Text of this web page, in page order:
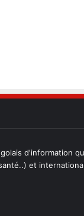
d'information
et